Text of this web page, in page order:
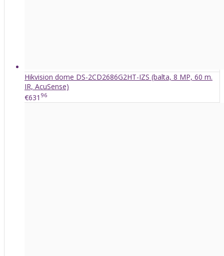
Hikvision dome DS-2CD2686G2HT-IZS (balta, 8 MP, 60 m.
IR, AcuSense)
€631 96